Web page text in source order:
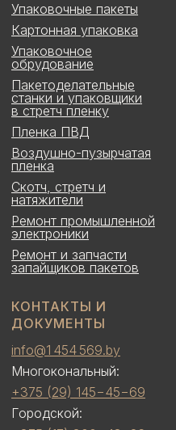
Упаковочные пакеты
Картонная упаковка
Упаковочное
обрудование
Пакетоделательные
станки и упаковщики
в стретч пленку
Пленка ПВД
Воздушно-пузырчатая
пленка
Скотч, стретч и
натяжители
Ремонт промышленной
электроники
Ремонт и запчасти
запайщиков пакетов
КОНТАКТЫ И
ДОКУМЕНТЫ
info@1 454 569.by
Многокональный:
+375 (29) 145−45−69
Городской: